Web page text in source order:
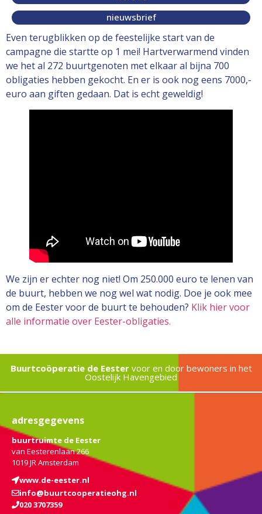
nieuwsbrief
Even terugblikken op de feestelijke start van de
campagne die startte op 1 mei! Hartverwarmend vinden
we het al 272 buurtgenoten met elkaar al bijna 700
obligaties hebben gekocht. En er is ook nog eens 7000,-
euro aan giften gedaan. Dat is echt geweldig!
We zijn er echter nog niet! Om 250.000 euro te lenen van
de buurt, hebben we nog wel wat nodig. Doe je ook mee
om de Eester voor de buurt te behouden? Klik hier voor
alle informatie over Eester-obligaties.
Buurtcoöperatie de Eestervoor en door bewoners in het
Oostelijk Havengebied
adresgegevens
buurtruimte de Eester
van Eesterenlaan 266
1019 JR Amsterdam
www.de-eester.nl
info@buurtcooperatieohg.nl
020 3707359